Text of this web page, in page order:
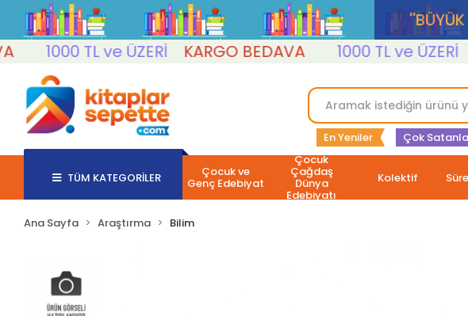
1000 TL ve ÜZERİ
KARGO BEDAVA 1000 TL ve ÜZERİ
En Yeniler Çok
TÜM KATEGORİLER Çocuk ve
Genç Edebiyat
Çocuk
Çağdaş
Dünya
Edebiyatı
Kolektif
Ana Sayfa Araştırma Bilim